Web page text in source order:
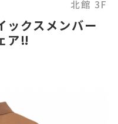
北館 3F
ックスメンバー
ア‼️